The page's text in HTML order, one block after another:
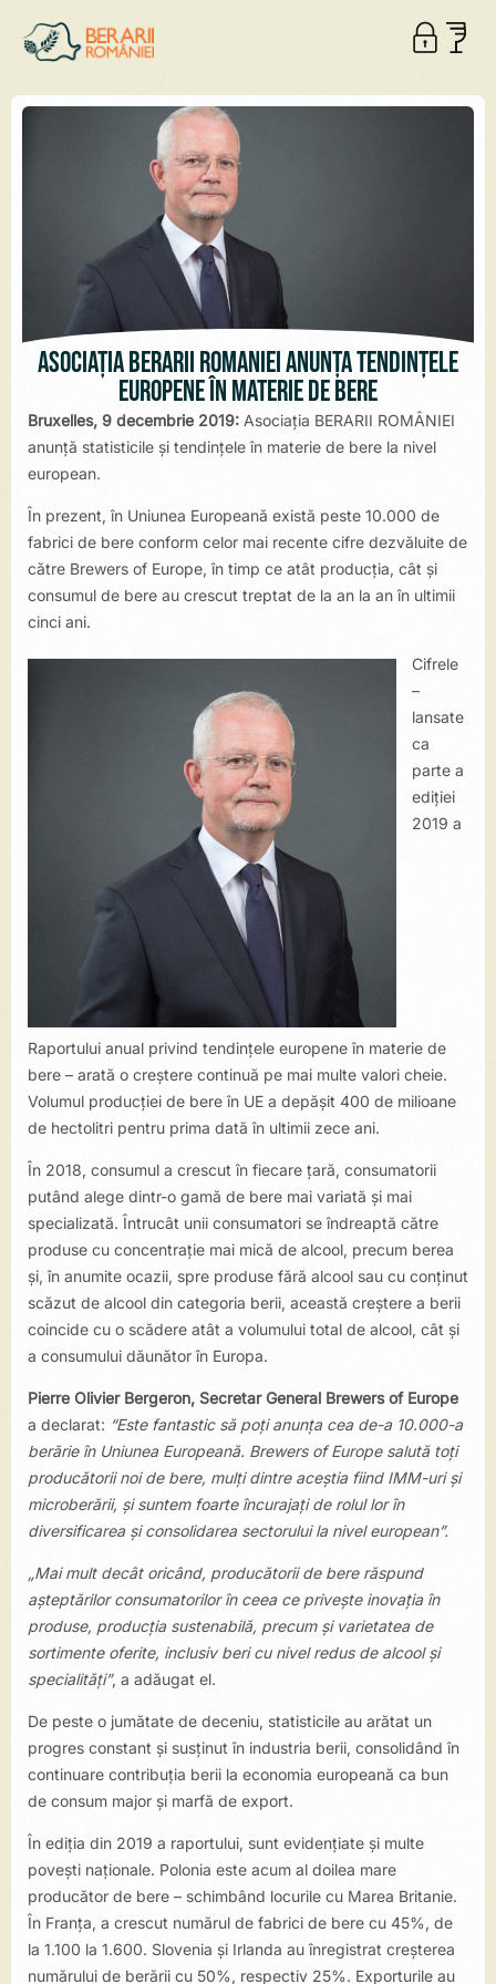
Asociația BERARII ROMÂNIEI anunță tendințele
europene în materie de bere
Bruxelles, 9 decembrie 2019: Asociația BERARII ROMÂNIEI
anunță statisticile și tendințele în materie de bere la nivel
european.
În prezent, în Uniunea Europeană există peste 10.000 de
fabrici de bere conform celor mai recente cifre dezvăluite de
către Brewers of Europe, în timp ce atât producția, cât și
consumul de bere au crescut treptat de la an la an în ultimii
cinci ani.
Cifrele
–
lansate
ca
parte a
ediției
2019 a
Raportului anual privind tendințele europene în materie de
bere – arată o creștere continuă pe mai multe valori cheie.
Volumul producției de bere în UE a depășit 400 de milioane
de hectolitri pentru prima dată în ultimii zece ani.
În 2018, consumul a crescut în fiecare țară, consumatorii
putând alege dintr-o gamă de bere mai variată și mai
specializată. Întrucât unii consumatori se îndreaptă către
produse cu concentrație mai mică de alcool, precum berea
și, în anumite ocazii, spre produse fără alcool sau cu conținut
scăzut de alcool din categoria berii, această creștere a berii
coincide cu o scădere atât a volumului total de alcool, cât și
a consumului dăunător în Europa.
Pierre Olivier Bergeron, Secretar General Brewers of Europe
a declarat: “Este fantastic să poți anunța cea de-a 10.000-a
berărie în Uniunea Europeană. Brewers of Europe salută toți
producătorii noi de bere, mulți dintre aceștia fiind IMM-uri și
microberării, și suntem foarte încurajați de rolul lor în
diversificarea și consolidarea sectorului la nivel european”.
„Mai mult decât oricând, producătorii de bere răspund
așteptărilor consumatorilor în ceea ce privește inovația în
produse, producția sustenabilă, precum și varietatea de
sortimente oferite, inclusiv beri cu nivel redus de alcool și
specialități”, a adăugat el.
De peste o jumătate de deceniu, statisticile au arătat un
progres constant și susținut în industria berii, consolidând în
continuare contribuția berii la economia europeană ca bun
de consum major și marfă de export.
În ediția din 2019 a raportului, sunt evidențiate și multe
povești naționale. Polonia este acum al doilea mare
producător de bere – schimbând locurile cu Marea Britanie.
În Franța, a crescut numărul de fabrici de bere cu 45%, de
la 1.100 la 1.600. Slovenia și Irlanda au înregistrat creșterea
numărului de berării cu 50%, respectiv 25%. Exporturile au